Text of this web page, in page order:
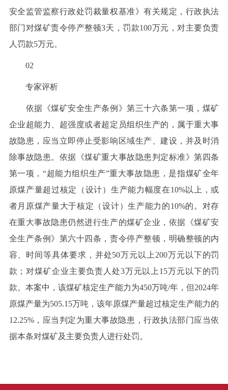
安全监管监察行政处罚裁量权基准》有关规定，行政执法
部门对煤矿责令停产整顿3天，罚款100万元，对主要负责
人罚款5万元。
02
专家评析
依据《煤矿安全生产条例》第三十六条第一项，煤矿
企业超能力、超强度或者超定员组织生产的，属于重大事
故隐患，应当立即停止受影响区域生产、建设，并及时消
除事故隐患。依据《煤矿重大事故隐患判定标准》第四条
第一项，“超能力组织生产”重大事故隐患，是指煤矿全年
原煤产量超过核定（设计）生产能力幅度在10%以上，或
者月原煤产量大于核定（设计）生产能力的10%的。对存
在重大事故隐患仍然进行生产的煤矿企业，依据《煤矿安
全生产条例》第六十四条，责令停产整顿，明确整顿的内
容、时间等具体要求，并处50万元以上200万元以下的罚
款；对煤矿企业主要负责人处3万元以上15万元以下的罚
款。本案中，该煤矿核定生产能力为450万吨/年，但2024年
原煤产量为505.15万吨，该年原煤产量超过核定生产能力的
12.25%，应当判定为重大事故隐患，行政执法部门应当依
据本条对煤矿及主要负责人进行处罚。